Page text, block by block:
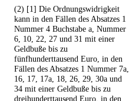
(2) [1] Die Ordnungswidrigkeit
kann in den Fällen des Absatzes 1
Nummer 4 Buchstabe a, Nummer
6, 10, 22, 27 und 31 mit einer
Geldbuße bis zu
fünfhunderttausend Euro, in den
Fällen des Absatzes 1 Nummer 7a,
16, 17, 17a, 18, 26, 29, 30a und
34 mit einer Geldbuße bis zu
dreihunderttausend Euro, in den